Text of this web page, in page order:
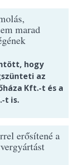
marad
hogy
az
Kft.-t és a
t is.
erősítené a